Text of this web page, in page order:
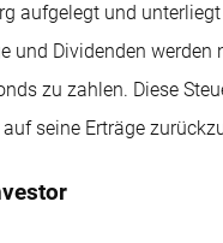
aufgelegt und
und Dividenden
zu zahlen. Diese
seine Erträge